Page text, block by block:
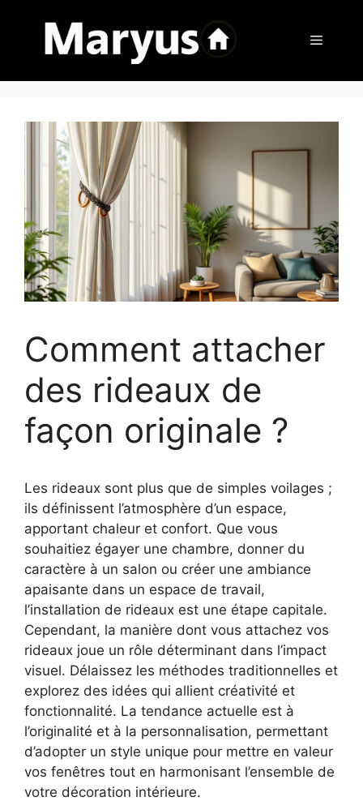
contenu
Menu
Comment attacher
des rideaux de
façon originale ?
Les rideaux sont plus que de simples voilages ;
ils définissent l’atmosphère d’un espace,
apportant chaleur et confort. Que vous
souhaitiez égayer une chambre, donner du
caractère à un salon ou créer une ambiance
apaisante dans un espace de travail,
l’installation de rideaux est une étape capitale.
Cependant, la manière dont vous attachez vos
rideaux joue un rôle déterminant dans l’impact
visuel. Délaissez les méthodes traditionnelles et
explorez des idées qui allient créativité et
fonctionnalité. La tendance actuelle est à
l’originalité et à la personnalisation, permettant
d’adopter un style unique pour mettre en valeur
vos fenêtres tout en harmonisant l’ensemble de
votre décoration intérieure.